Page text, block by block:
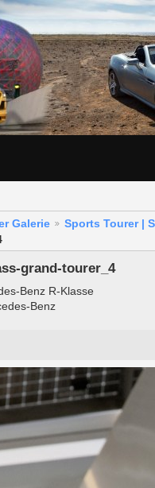
Galerie
Sports Tourer |
grand-tourer_4
Benz R-Klasse
Benz